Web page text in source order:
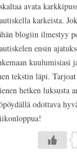
avata
karkeista.
blogiin ilmestyy
ensin
kuulumisiasi
tekstin läpi.
hetken luksusta
odottava